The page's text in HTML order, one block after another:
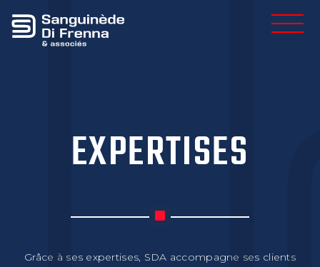
EXPERTISES
Grâce à ses expertises, SDA accompagne ses clients